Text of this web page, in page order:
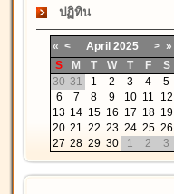
ปฏิทิน
« < April 2025 > »
S
M T W T F
S
30 31 1 2 3 4
5
6
7 8 9 10 11
12
13 14 15 16 17 18 19
20 21 22 23 24 25 26
27 28 29 30 1 2 3